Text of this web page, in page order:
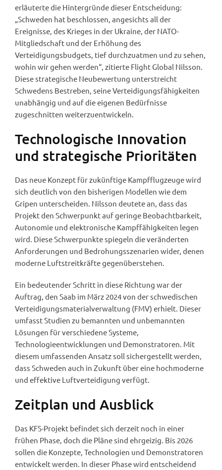
erläuterte die Hintergründe dieser Entscheidung:
„Schweden hat beschlossen, angesichts all der
Ereignisse, des Krieges in der Ukraine, der NATO-
Mitgliedschaft und der Erhöhung des
Verteidigungsbudgets, tief durchzuatmen und zu sehen,
wohin wir gehen werden“, zitierte Flight Global Nilsson.
Diese strategische Neubewertung unterstreicht
Schwedens Bestreben, seine Verteidigungsfähigkeiten
unabhängig und auf die eigenen Bedürfnisse
zugeschnitten weiterzuentwickeln.
Technologische Innovation
und strategische Prioritäten
Das neue Konzept für zukünftige Kampfflugzeuge wird
sich deutlich von den bisherigen Modellen wie dem
Gripen unterscheiden. Nilsson deutete an, dass das
Projekt den Schwerpunkt auf geringe Beobachtbarkeit,
Autonomie und elektronische Kampffähigkeiten legen
wird. Diese Schwerpunkte spiegeln die veränderten
Anforderungen und Bedrohungsszenarien wider, denen
moderne Luftstreitkräfte gegenüberstehen.
Ein bedeutender Schritt in diese Richtung war der
Auftrag, den Saab im März 2024 von der schwedischen
Verteidigungsmaterialverwaltung (FMV) erhielt. Dieser
umfasst Studien zu bemannten und unbemannten
Lösungen für verschiedene Systeme,
Technologieentwicklungen und Demonstratoren. Mit
diesem umfassenden Ansatz soll sichergestellt werden,
dass Schweden auch in Zukunft über eine hochmoderne
und effektive Luftverteidigung verfügt.
Zeitplan und Ausblick
Das KFS-Projekt befindet sich derzeit noch in einer
frühen Phase, doch die Pläne sind ehrgeizig. Bis 2026
sollen die Konzepte, Technologien und Demonstratoren
entwickelt werden. In dieser Phase wird entscheidend